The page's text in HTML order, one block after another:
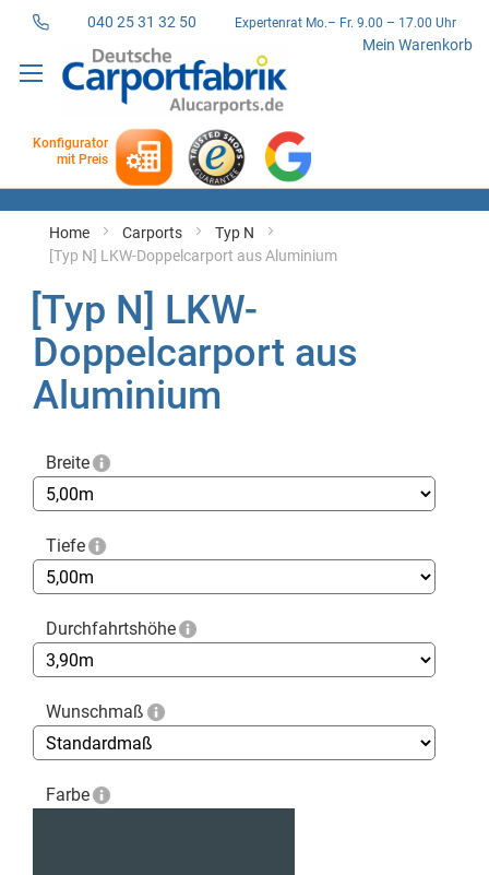
040 25 31 32 50 Expertenrat Mo.– Fr. 9.00 – 17.00 Uhr
Mein Warenkorb
zum
Konfigurator
mit Preis
Home Carports
Typ N
[Typ N] LKW-Doppelcarport aus Aluminium
[Typ N] LKW-
Doppelcarport aus
Aluminium
Breite
Tiefe
Durchfahrtshöhe
Wunschmaß
Farbe